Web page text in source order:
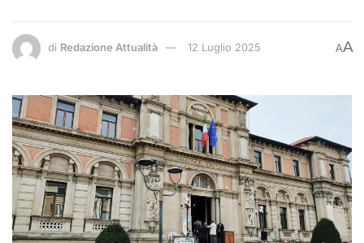
di Redazione Attualità 12 Luglio 2025 AA